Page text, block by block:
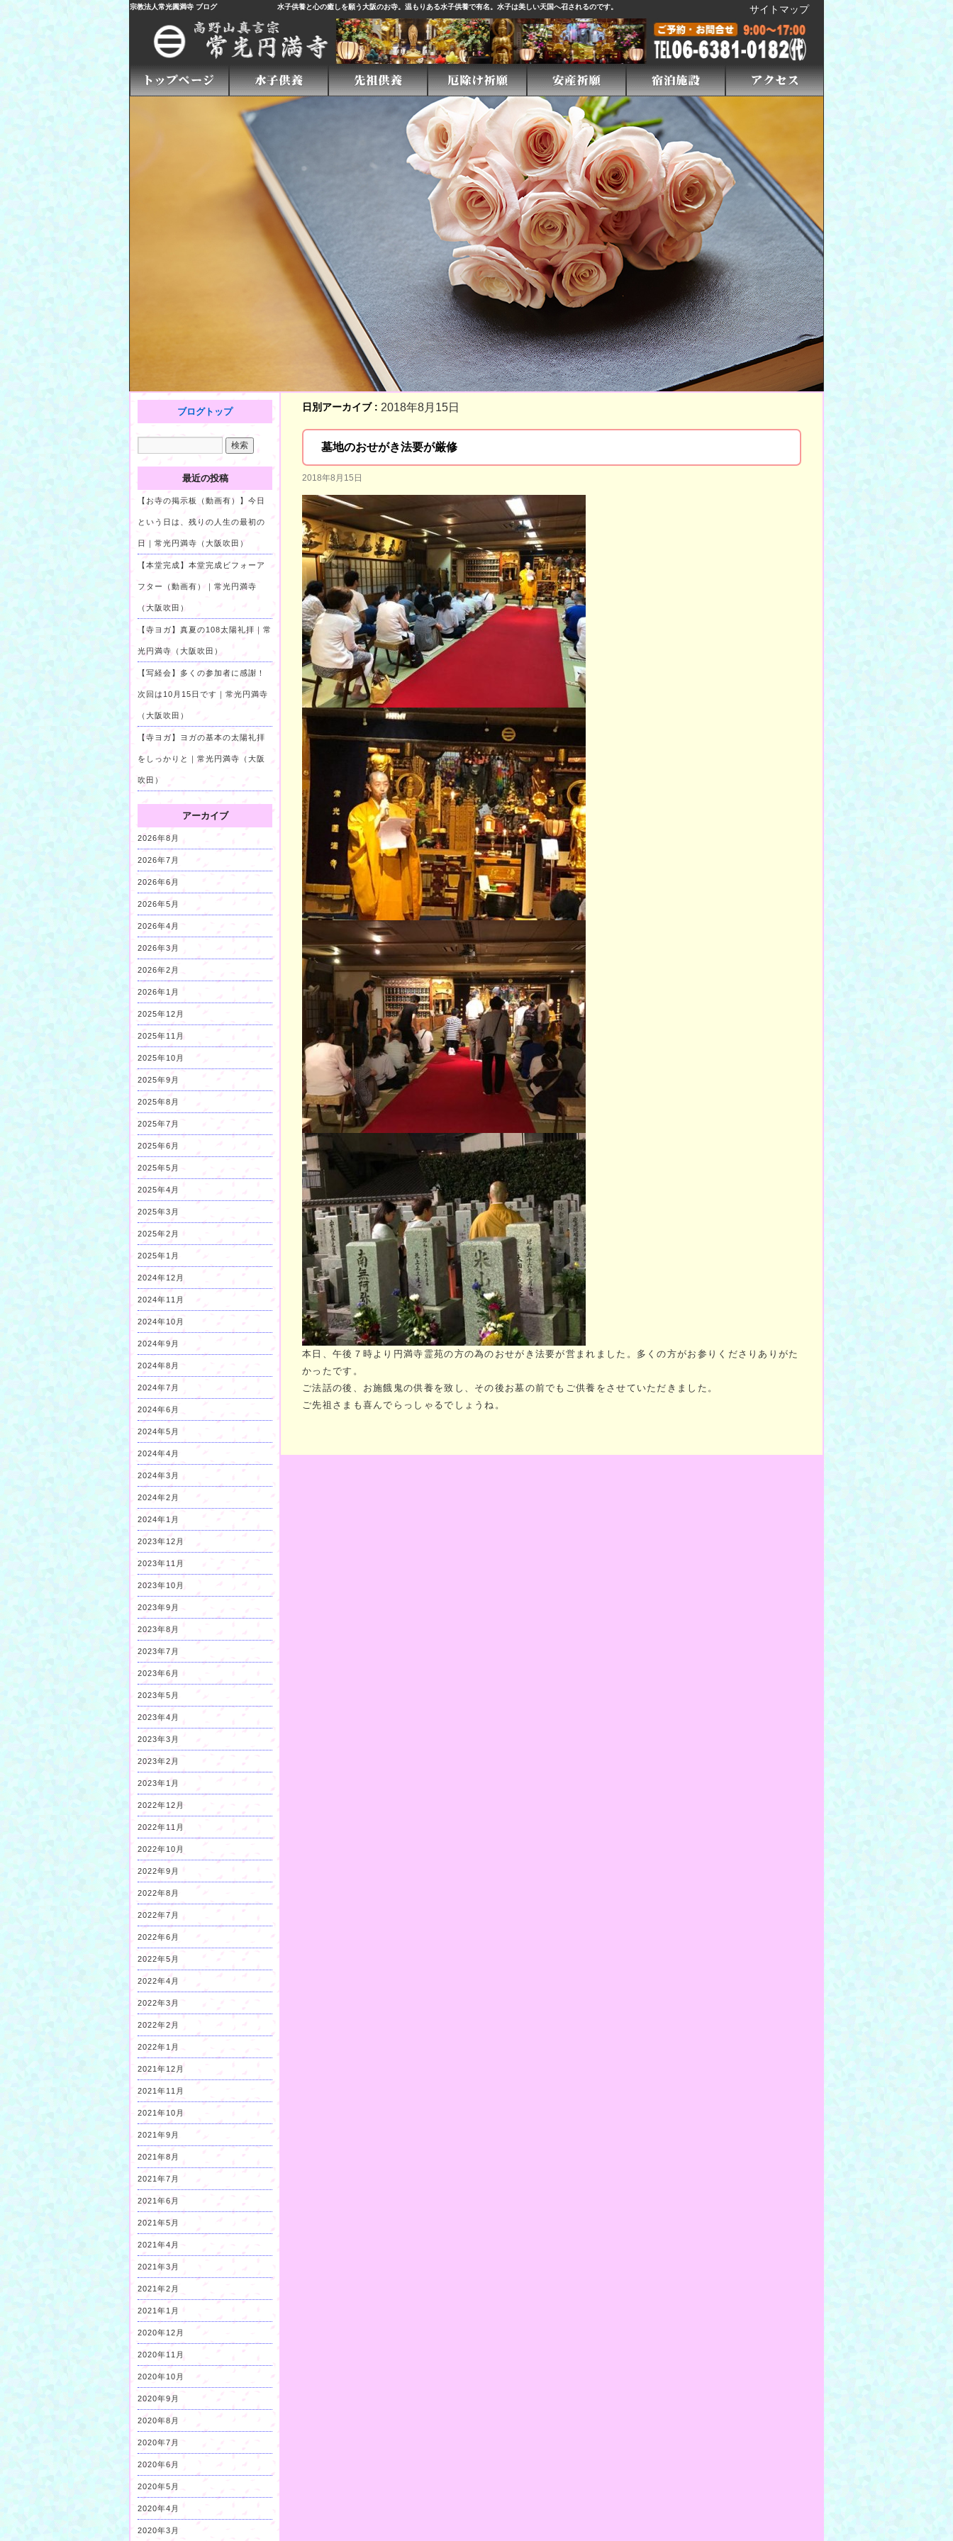
宗教法人常光圓満寺 ブログ 水子供養と心の癒しを願う大阪のお寺。温もりある水子供養で有名。水子は美しい天国へ召されるのです。 サイトマップ
日別アーカイブ : 2018年8月15日
墓地のおせがき法要が厳修
2018年8月15日
本日、午後７時より円満寺霊苑の方の為のおせがき法要が営まれました。多くの方がお参りくださりありがた
かったです。
ご法話の後、お施餓鬼の供養を致し、その後お墓の前でもご供養をさせていただきました。
ご先祖さまも喜んでらっしゃるでしょうね。
ブログトップ
最近の投稿
【お寺の掲示板（動画有）】今日
という日は、残りの人生の最初の
日｜常光円満寺（大阪吹田）
【本堂完成】本堂完成ビフォーア
フター（動画有）｜常光円満寺
（大阪吹田）
【寺ヨガ】真夏の108太陽礼拝｜常
光円満寺（大阪吹田）
【写経会】多くの参加者に感謝！
次回は10月15日です｜常光円満寺
（大阪吹田）
【寺ヨガ】ヨガの基本の太陽礼拝
をしっかりと｜常光円満寺（大阪
吹田）
アーカイブ
2026年8月
2026年7月
2026年6月
2026年5月
2026年4月
2026年3月
2026年2月
2026年1月
2025年12月
2025年11月
2025年10月
2025年9月
2025年8月
2025年7月
2025年6月
2025年5月
2025年4月
2025年3月
2025年2月
2025年1月
2024年12月
2024年11月
2024年10月
2024年9月
2024年8月
2024年7月
2024年6月
2024年5月
2024年4月
2024年3月
2024年2月
2024年1月
2023年12月
2023年11月
2023年10月
2023年9月
2023年8月
2023年7月
2023年6月
2023年5月
2023年4月
2023年3月
2023年2月
2023年1月
2022年12月
2022年11月
2022年10月
2022年9月
2022年8月
2022年7月
2022年6月
2022年5月
2022年4月
2022年3月
2022年2月
2022年1月
2021年12月
2021年11月
2021年10月
2021年9月
2021年8月
2021年7月
2021年6月
2021年5月
2021年4月
2021年3月
2021年2月
2021年1月
2020年12月
2020年11月
2020年10月
2020年9月
2020年8月
2020年7月
2020年6月
2020年5月
2020年4月
2020年3月